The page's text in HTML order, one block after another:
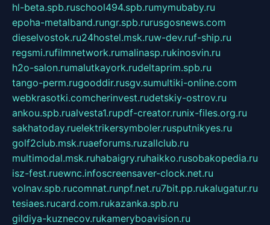
hl-beta.spb.ruschool494.spb.rumymubaby.ru
epoha-metalband.rungr.spb.rurusgosnews.com
dieselvostok.ru24hostel.msk.ruw-dev.ruf-ship.ru
regsmi.rufilmnetwork.rumalinasp.rukinosvin.ru
h2o-salon.rumalutkayork.rudeltaprim.spb.ru
tango-perm.rugooddir.rusgv.sumultiki-online.com
webkrasotki.comcherinvest.rudetskiy-ostrov.ru
ankou.spb.rualvesta1.rupdf-creator.runix-files.org.ru
sakhatoday.ruelektrikersymboler.rusputnikyes.ru
golf2club.msk.ruaeforums.ruzallclub.ru
multimodal.msk.ruhabaigry.ruhaikko.rusobakopedia.ru
isz-fest.ruewnc.infoscreensaver-clock.net.ru
volnav.spb.rucomnat.runpf.net.ru7bit.pp.rukalugatur.ru
tesiaes.rucard.com.rukazanka.spb.ru
gildiya-kuznecov.rukameryboavision.ru